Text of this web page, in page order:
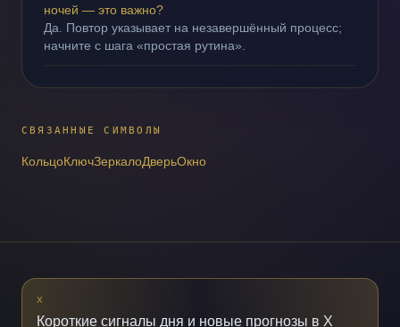
ночей — это важно?
Да. Повтор указывает на незавершённый процесс;
начните с шага «простая рутина».
СВЯЗАННЫЕ СИМВОЛЫ
КольцоКлючЗеркалоДверьОкно
X
Короткие сигналы дня и новые прогнозы в X